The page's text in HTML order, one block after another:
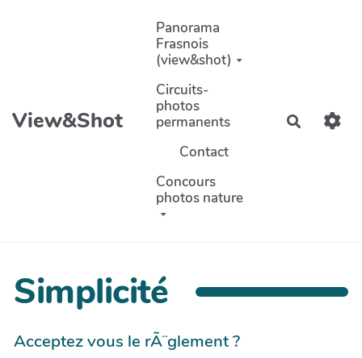
Aller au contenu principal
View&Shot
Panorama
Frasnois
(view&shot)
Circuits-
photos
permanents
Contact
Concours
photos nature
Simplicité
Acceptez vous le rÃ¨glement ?